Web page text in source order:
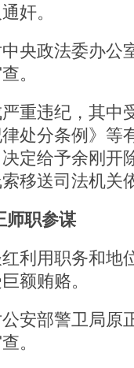
奸。
政法委办公
。
违纪，其中
处分条例》等
定给予余刚开
移送司法机关
职参谋
用职务和地
额贿赂。
部警卫局原
。